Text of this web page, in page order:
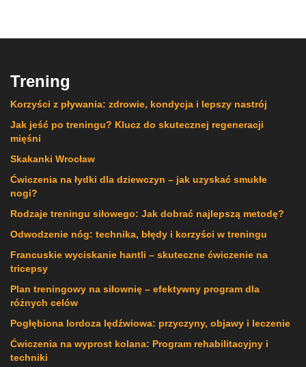
Trening
Korzyści z pływania: zdrowie, kondycja i lepszy nastrój
Jak jeść po treningu? Klucz do skutecznej regeneracji
mięśni
Skakanki Wrocław
Ćwiczenia na łydki dla dziewczyn – jak uzyskać smukłe
nogi?
Rodzaje treningu siłowego: Jak dobrać najlepszą metodę?
Odwodzenie nóg: technika, błędy i korzyści w treningu
Francuskie wyciskanie hantli – skuteczne ćwiczenie na
tricepsy
Plan treningowy na siłownię – efektywny program dla
różnych celów
Pogłębiona lordoza lędźwiowa: przyczyny, objawy i leczenie
Ćwiczenia na wyprost kolana: Program rehabilitacyjny i
techniki